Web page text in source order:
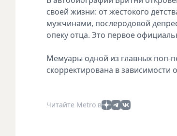
своей жизни: от жестокого
мужчинами, послеродовой
опеку отца. Это первое
Мемуары одной из главных поп-
скорректирована в зависимости
Читайте Metro в